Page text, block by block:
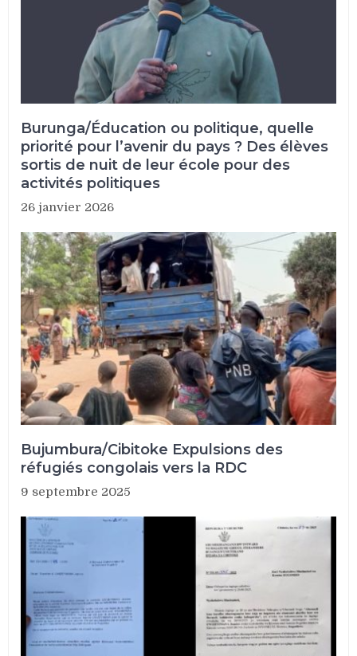
Burunga/Éducation ou politique, quelle
priorité pour l’avenir du pays ? Des élèves
sortis de nuit de leur école pour des
activités politiques
26 janvier 2026
Bujumbura/Cibitoke Expulsions des
réfugiés congolais vers la RDC
9 septembre 2025